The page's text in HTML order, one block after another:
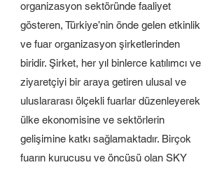
organizasyon sektöründe faaliyet
gösteren, Türkiye’nin önde gelen etkinlik
ve fuar organizasyon şirketlerinden
biridir. Şirket, her yıl binlerce katılımcı ve
ziyaretçiyi bir araya getiren ulusal ve
uluslararası ölçekli fuarlar düzenleyerek
ülke ekonomisine ve sektörlerin
gelişimine katkı sağlamaktadır. Birçok
fuarın kurucusu ve öncüsü olan SKY